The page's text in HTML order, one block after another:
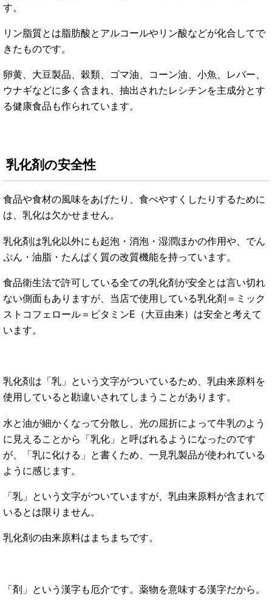
す。
リン脂質とは脂肪酸とアルコールやリン酸などが化合してで
きたものです。
卵黄、大豆製品、穀類、ゴマ油、コーン油、小魚、レバー、
ウナギなどに多く含まれ、抽出されたレシチンを主成分とす
る健康食品も作られています。
乳化剤の安全性
食品や食材の風味をあげたり、食べやすくしたりするために
は、乳化は欠かせません。
乳化剤は乳化以外にも起泡・消泡・湿潤ほかの作用や、でん
ぷん・油脂・たんぱく質の改質機能を持っています。
食品衛生法で許可している全ての乳化剤が安全とは言い切れ
ない側面もありますが、当店で使用している乳化剤＝ミック
ストコフェロール＝ビタミンE（大豆由来）は安全と考えて
います。
乳化剤は「乳」という文字がついているため、乳由来原料を
使用していると勘違いされてしまうことがあります。
水と油が細かくなって分散し、光の屈折によって牛乳のよう
に見えることから「乳化」と呼ばれるようになったのです
が、「乳に化ける」と書くため、一見乳製品が使われている
ように感じます。
「乳」という文字がついていますが、乳由来原料が含まれて
いるとは限りません。
乳化剤の由来原料はまちまちです。
「剤」という漢字も厄介です。薬物を意味する漢字だから。